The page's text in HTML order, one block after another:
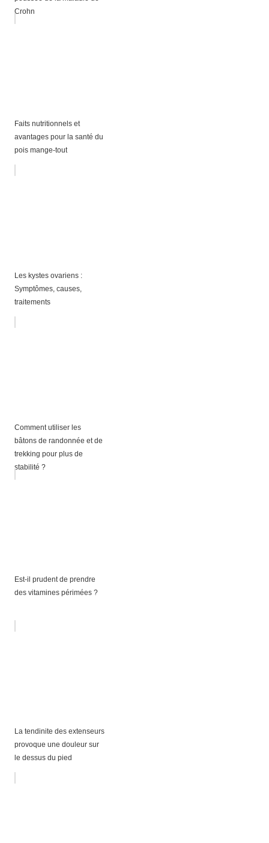
Crohn
Faits nutritionnels et
avantages pour la santé du
pois mange-tout
Les kystes ovariens :
Symptômes, causes,
traitements
Comment utiliser les
bâtons de randonnée et de
trekking pour plus de
stabilité ?
Est-il prudent de prendre
des vitamines périmées ?
La tendinite des extenseurs
provoque une douleur sur
le dessus du pied